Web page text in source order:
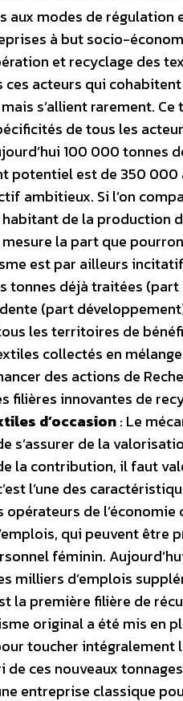
aux modes de régulation
à but socio-
et recyclage des
acteurs qui
s’allient rarement.
de tous les
100 000 tonnes
potentiel est de 350
ambitieux. Si l’on
de la production
la part que
est par ailleurs
tonnes déjà traitées
(part
les territoires de
collectés en
des actions de
filières innovantes de
d’occasion: Le
s’assurer de la
la contribution, il faut
l’une des
opérateurs de l’économie
qui peuvent être
féminin.
milliers d’emplois
la première filière de
original a été mis en
toucher intégralement
ces nouveaux tonnages,
entreprise classique